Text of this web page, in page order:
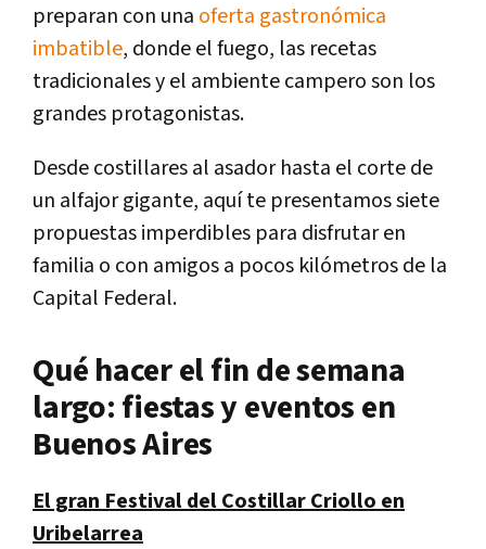
preparan con una oferta gastronómica
imbatible, donde el fuego, las recetas
tradicionales y el ambiente campero son los
grandes protagonistas.
Desde costillares al asador hasta el corte de
un alfajor gigante, aquí te presentamos siete
propuestas imperdibles para disfrutar en
familia o con amigos a pocos kilómetros de la
Capital Federal.
Qué hacer el fin de semana
largo: fiestas y eventos en
Buenos Aires
El gran Festival del Costillar Criollo en
Uribelarrea